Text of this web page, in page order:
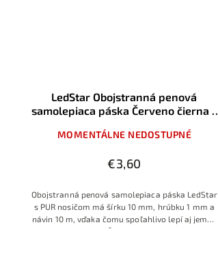
LedStar Obojstranná penová
samolepiaca páska Červeno čierna s
dĺžka 10m
MOMENTÁLNE NEDOSTUPNÉ
€3,60
Obojstranná penová samolepiaca páska LedStar
s PUR nosičom má šírku 10 mm, hrúbku 1 mm a
návin 10 m, vďaka čomu spoľahlivo lepí aj jemne
nerovné povrchy. Čierno‑červené prevedenie